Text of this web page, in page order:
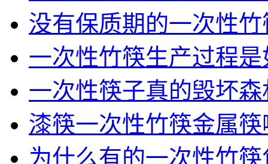
没有保质期的一次性
一次性竹筷生产过程
一次性筷子真的毁坏
漆筷一次性竹筷金属
为什么有的一次性竹